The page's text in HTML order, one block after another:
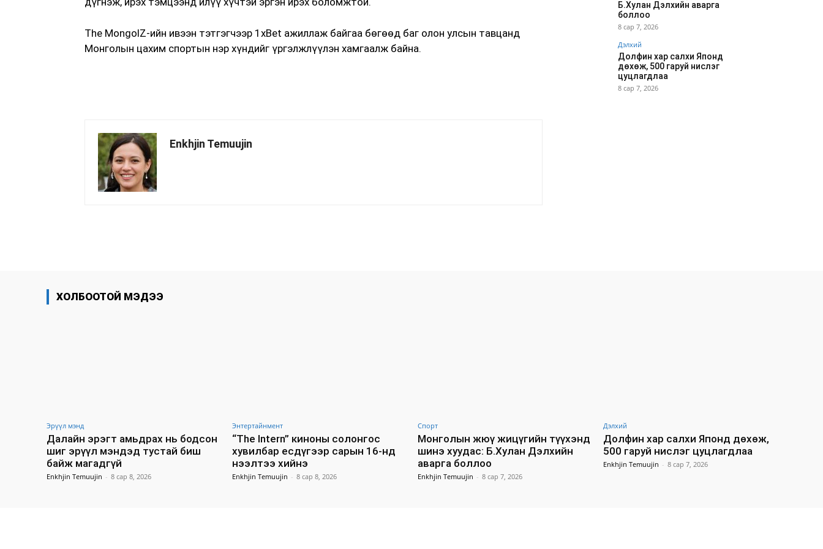
The MongolZ-ийн ивээн тэтгэгчээр 1xBet ажиллаж байгаа бөгөөд баг олон улсын тавцанд
Монголын цахим спортын нэр хүндийг үргэлжлүүлэн хамгаалж байна.
Enkhjin Temuujin
Б.Хулан Дэлхийн аварга
боллоо
8 сар 7, 2026
Дэлхий
Долфин хар салхи Японд
дөхөж, 500 гаруй нислэг
цуцлагдлаа
8 сар 7, 2026
ХОЛБООТОЙ МЭДЭЭ
Эрүүл мэнд
Далайн эрэгт амьдрах нь бодсон
шиг эрүүл мэндэд тустай биш
байж магадгүй
Enkhjin Temuujin - 8 сар 8, 2026
Энтертайнмент
“The Intern” киноны солонгос
хувилбар есдүгээр сарын 16-нд
нээлтээ хийнэ
Enkhjin Temuujin - 8 сар 8, 2026
Спорт
Монголын жюү жицүгийн түүхэнд
шинэ хуудас: Б.Хулан Дэлхийн
аварга боллоо
Enkhjin Temuujin - 8 сар 7, 2026
Дэлхий
Долфин хар салхи Японд дөхөж,
500 гаруй нислэг цуцлагдлаа
Enkhjin Temuujin - 8 сар 7, 2026